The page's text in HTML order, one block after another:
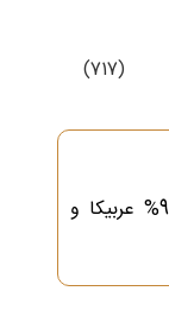
(717)
دانه قهوه موونپیک باریستا اسپرسو - 95% عربیکا و